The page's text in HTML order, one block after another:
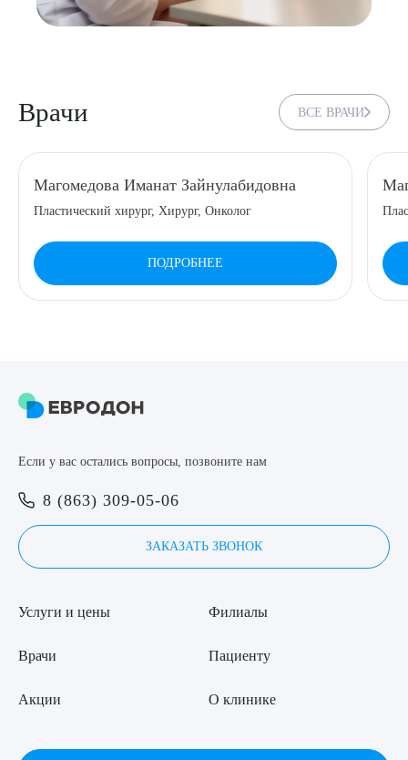
Врачи ВСЕ ВРАЧИ
Магомедова Иманат Зайнулабидовна
Пластический хирург, Хирург, Онколог
ПОДРОБНЕЕ
Если у вас остались вопросы, позвоните нам
8 (863) 309-05-06
ЗАКАЗАТЬ ЗВОНОК
Услуги и цены
Врачи
Акции
Филиалы
Пациенту
О клинике